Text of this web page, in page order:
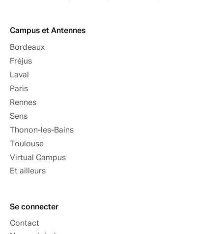
Campus et Antennes
Bordeaux
Fréjus
Laval
Paris
Rennes
Sens
Thonon-les-Bains
Toulouse
Virtual Campus
Et ailleurs
Se connecter
Contact